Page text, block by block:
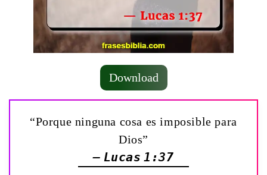
Download
“Porque ninguna cosa es imposible para
Dios”
— Lucas 1:37